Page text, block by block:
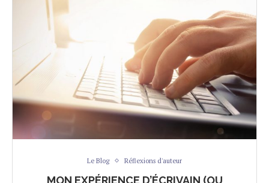
Le Blog Réflexions d'auteur
MON EXPÉRIENCE D’ÉCRIVAIN (OU